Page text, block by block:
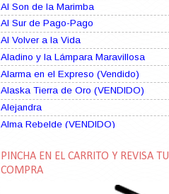
Al Son de la Marimba
Al Sur de Pago-Pago
Al Volver a la Vida
Aladino y la Lámpara Maravillosa
Alarma en el Expreso (Vendido)
Alaska Tierra de Oro (VENDIDO)
Alejandra
Alma Rebelde (VENDIDO)
Alma en Suplicio (VENDIDO)
Almas Borrascosas
PINCHA EN EL CARRITO Y REVISA TU
COMPRA